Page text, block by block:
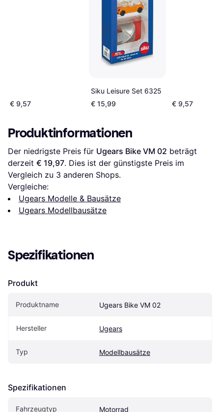
€ 9,57
Siku Leisure Set 6325
€ 15,99
€ 9,57
Produktinformationen
Der niedrigste Preis für Ugears Bike VM 02 beträgt
derzeit € 19,97. Dies ist der günstigste Preis im
Vergleich zu 3 anderen Shops.
Vergleiche:
Ugears Modelle & Bausätze
Ugears Modellbausätze
Spezifikationen
Produkt
Produktname Ugears Bike VM 02
Hersteller Ugears
Typ Modellbausätze
Spezifikationen
Fahrzeugtyp Motorrad